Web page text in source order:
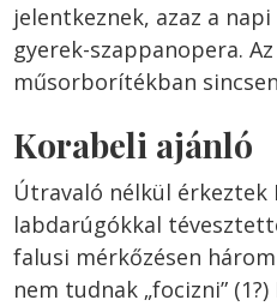
jelentkeznek, azaz a
gyerek-szappanopera.
műsorborítékban
Korabeli ajánló
Útravaló nélkül érkeztek
labdarúgókkal
falusi mérkőzésen három
nem tudnak „focizni” (1?)